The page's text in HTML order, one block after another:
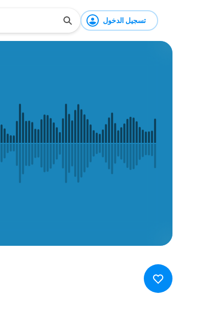
تسجيل الدخول